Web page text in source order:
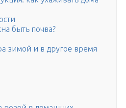
быть почва?
зимой и в другое время